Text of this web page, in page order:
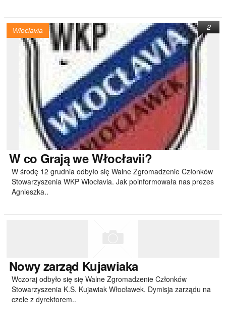
Wloclavia
Wco Grają we Włocłavii?
W środę 12 grudnia odbyło się Walne Zgromadzenie Członków
Stowarzyszenia WKP Wlocłavia. Jak poinformowała nas prezes
Agnieszka..
2
Nowyzarząd Kujawiaka
Wczoraj odbyło się się Walne Zgromadzenie Członków
Stowarzyszenia K.S. Kujawiak Włocławek. Dymisja zarządu na
czele z dyrektorem..